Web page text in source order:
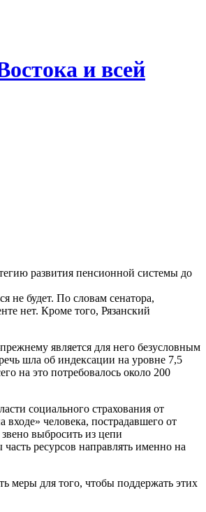
и всей
развития пенсионной системы до
не будет. По словам сенатора,
нет. Кроме того, Рязанский
является для него безусловным
шла об индексации на уровне 7,5
на это потребовалось около 200
социального страхования от
человека, пострадавшего от
выбросить из цепи
ресурсов направлять именно на
меры для того, чтобы поддержать этих